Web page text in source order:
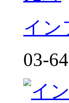
イン
03-